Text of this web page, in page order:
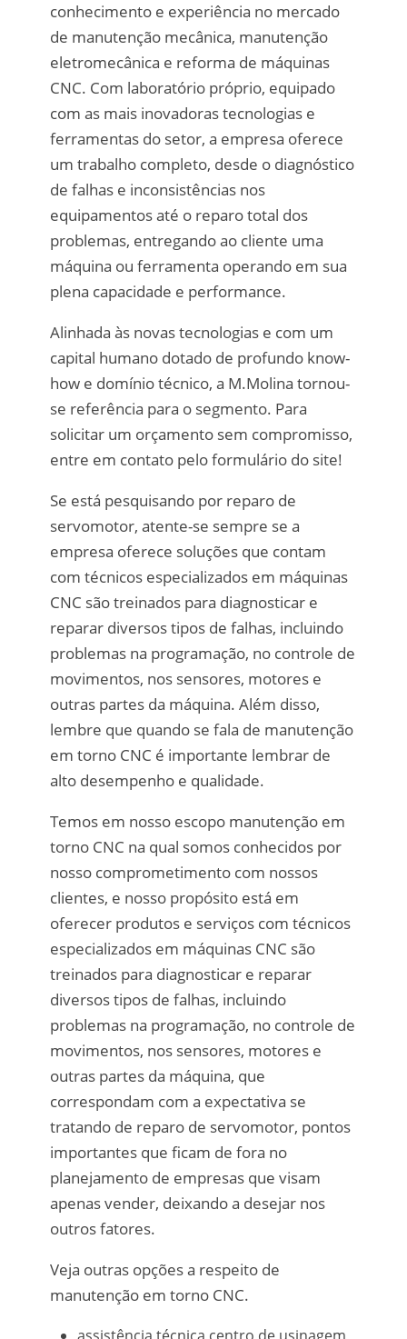
conhecimento e experiência no mercado
de manutenção mecânica, manutenção
eletromecânica e reforma de máquinas
CNC. Com laboratório próprio, equipado
com as mais inovadoras tecnologias e
ferramentas do setor, a empresa oferece
um trabalho completo, desde o diagnóstico
de falhas e inconsistências nos
equipamentos até o reparo total dos
problemas, entregando ao cliente uma
máquina ou ferramenta operando em sua
plena capacidade e performance.
Alinhada às novas tecnologias e com um
capital humano dotado de profundo know-
how e domínio técnico, a M.Molina tornou-
se referência para o segmento. Para
solicitar um orçamento sem compromisso,
entre em contato pelo formulário do site!
Se está pesquisando por reparo de
servomotor, atente-se sempre se a
empresa oferece soluções que contam
com técnicos especializados em máquinas
CNC são treinados para diagnosticar e
reparar diversos tipos de falhas, incluindo
problemas na programação, no controle de
movimentos, nos sensores, motores e
outras partes da máquina. Além disso,
lembre que quando se fala de manutenção
em torno CNC é importante lembrar de
alto desempenho e qualidade.
Temos em nosso escopo manutenção em
torno CNC na qual somos conhecidos por
nosso comprometimento com nossos
clientes, e nosso propósito está em
oferecer produtos e serviços com técnicos
especializados em máquinas CNC são
treinados para diagnosticar e reparar
diversos tipos de falhas, incluindo
problemas na programação, no controle de
movimentos, nos sensores, motores e
outras partes da máquina, que
correspondam com a expectativa se
tratando de reparo de servomotor, pontos
importantes que ficam de fora no
planejamento de empresas que visam
apenas vender, deixando a desejar nos
outros fatores.
Veja outras opções a respeito de
manutenção em torno CNC.